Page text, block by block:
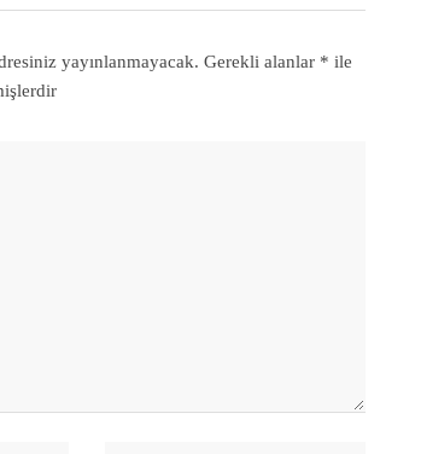
yayınlanmayacak. Gerekli alanlar * ile